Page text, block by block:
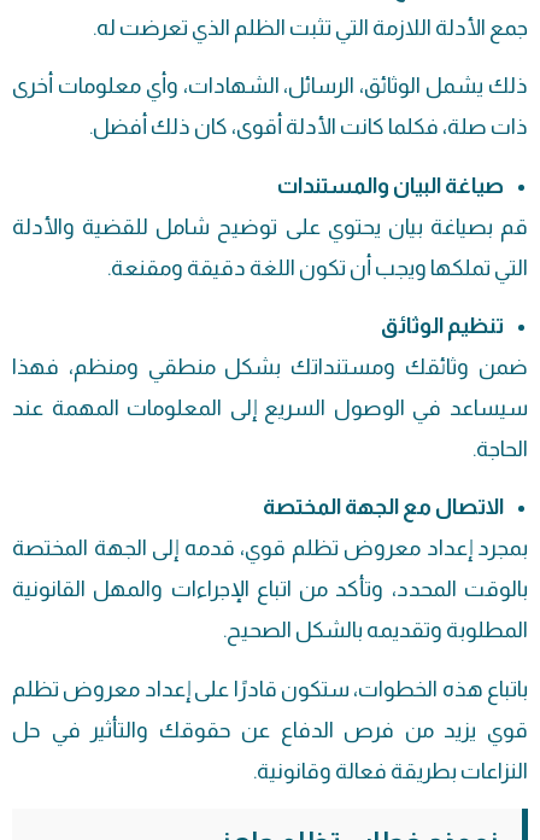
جمع الأدلة اللازمة التي تثبت الظلم الذي تعرضت له.
ذلك يشمل الوثائق، الرسائل، الشهادات، وأي معلومات أخرى
ذات صلة، فكلما كانت الأدلة أقوى، كان ذلك أفضل.
صياغة البيان والمستندات
قم بصياغة بيان يحتوي على توضيح شامل للقضية والأدلة
التي تملكها ويجب أن تكون اللغة دقيقة ومقنعة.
تنظيم الوثائق
ضمن وثائقك ومستنداتك بشكل منطقي ومنظم، فهذا
سيساعد في الوصول السريع إلى المعلومات المهمة عند
الحاجة.
الاتصال مع الجهة المختصة
بمجرد إعداد معروض تظلم قوي، قدمه إلى الجهة المختصة
بالوقت المحدد، وتأكد من اتباع الإجراءات والمهل القانونية
المطلوبة وتقديمه بالشكل الصحيح.
باتباع هذه الخطوات، ستكون قادرًا على إعداد معروض تظلم
قوي يزيد من فرص الدفاع عن حقوقك والتأثير في حل
النزاعات بطريقة فعالة وقانونية.